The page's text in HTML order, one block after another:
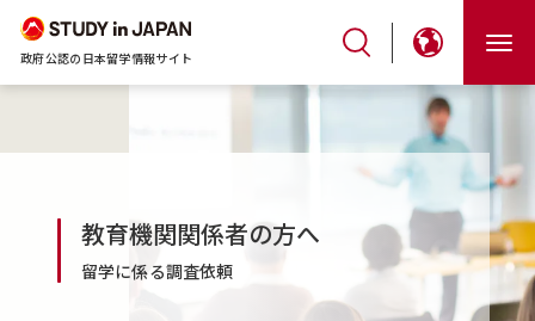
政府公認の日本留学情報サイト
教育機関関係者の方へ
留学に係る調査依頼